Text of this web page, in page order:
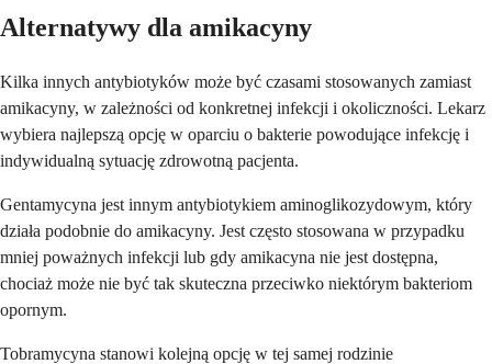
Alternatywy dla amikacyny
Kilka innych antybiotyków może być czasami stosowanych zamiast
amikacyny, w zależności od konkretnej infekcji i okoliczności. Lekarz
wybiera najlepszą opcję w oparciu o bakterie powodujące infekcję i
indywidualną sytuację zdrowotną pacjenta.
Gentamycyna jest innym antybiotykiem aminoglikozydowym, który
działa podobnie do amikacyny. Jest często stosowana w przypadku
mniej poważnych infekcji lub gdy amikacyna nie jest dostępna,
chociaż może nie być tak skuteczna przeciwko niektórym bakteriom
opornym.
Tobramycyna stanowi kolejną opcję w tej samej rodzinie